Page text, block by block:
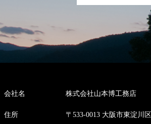
会社名 株式会社山本博工務店
住所 〒533-0013 大阪市東淀川